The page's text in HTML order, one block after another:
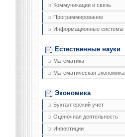
Коммуникации и связь
Программирование
Информационные системы
Естественные науки
Математика
Математическая экономика
Экономика
Бухгалтерский учет
Оценочная деятельность
Инвестиции